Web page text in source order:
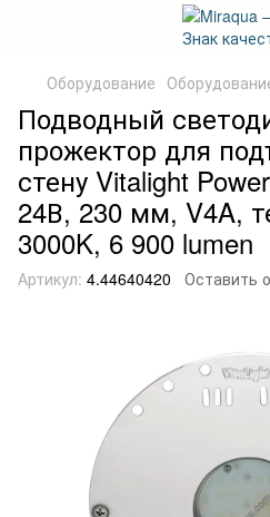
Оборудование
Подводный
прожектор для
стену Vitalight
24В, 230 мм, V4A,
3000K, 6 900 lumen
Артикул: 4.44640420 Оставить